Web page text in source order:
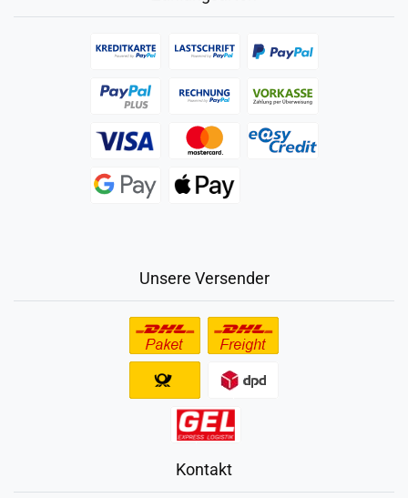
Unsere Versender
Kontakt